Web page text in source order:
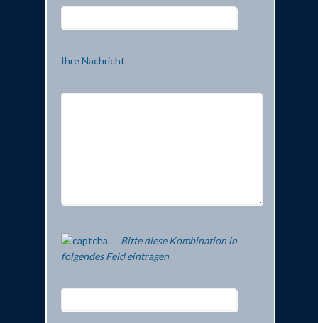
Ihre Nachricht
Bitte diese Kombination in
folgendes Feld eintragen